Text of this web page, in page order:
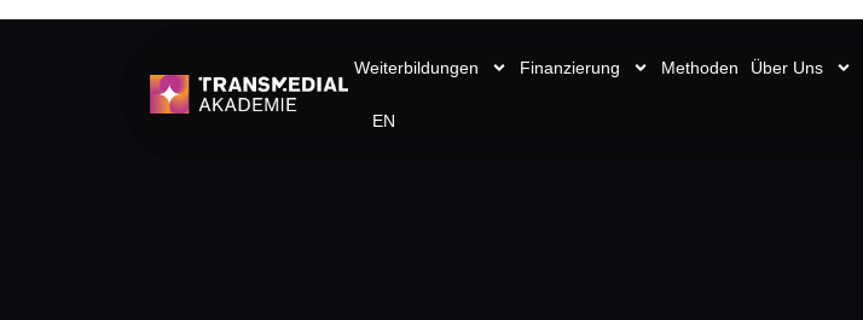
Weiterbildungen Finanzierung Methoden Über Uns
EN